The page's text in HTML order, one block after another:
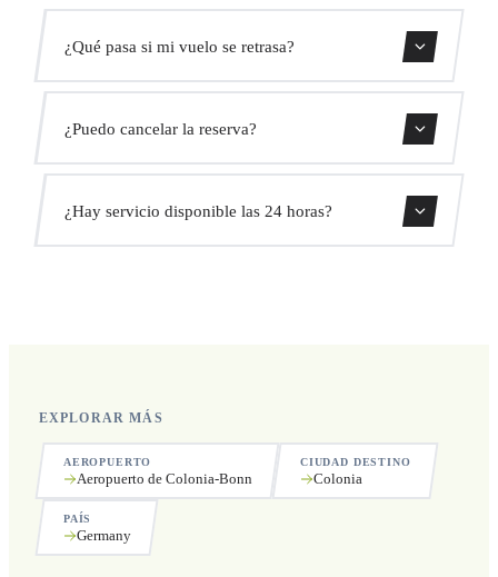
Usa nuestro formulario de reserva para obtener un precio
fijo al instante. Sin cargos ocultos.
¿Qué pasa si mi vuelo se retrasa?
conductor ajustará automáticamente la hora de recogida
sin coste adicional.
¿Puedo cancelar la reserva?
recogida.
¿Hay servicio disponible las 24 horas?
EXPLORAR MÁS
AEROPUERTO
Aeropuerto de Colonia-Bonn
CIUDAD DESTINO
Colonia
PAÍS
Germany